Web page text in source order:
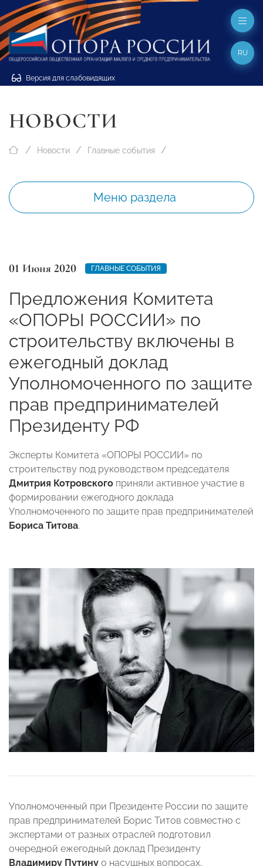
Версия для слабовидящих
RU
НОВОСТИ
Новости Главные события
Меню раздела
01 Июня 2020 ГЛАВНЫЕ СОБЫТИЯ
Предложения Комитета
«ОПОРЫ РОССИИ» по
строительству включены в
ежегодный доклад
Уполномоченного по защите
прав предпринимателей
Президенту РФ
Эксперты Комитета «ОПОРЫ РОССИИ» по
строительству под руководством председателя
Дмитрия Котровского приняли активное участие в
формировании ежегодного доклада
Уполномоченного по защите прав предпринимателей
Бориса Титова.
Уполномоченный при Президенте России по защите
прав предпринимателей Борис Титов совместно с
экспертами от разных отраслей подготовил
очередной ежегодный доклад Президенту
Владимиру Путину о насущных вопросах,